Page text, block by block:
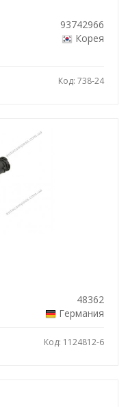
93742966
Корея
Код: 738-24
48362
Германия
Код: 1124812-6